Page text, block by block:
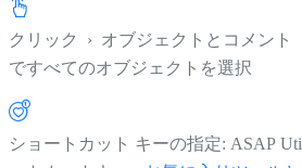
クリック › オブジェクトとコメント
ですべてのオブジェクトを選択
ショートカット キーの指定: ASAP